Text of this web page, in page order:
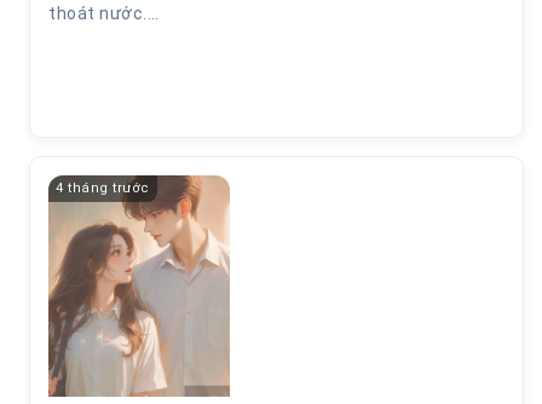
thoát nước.…
4 tháng trước